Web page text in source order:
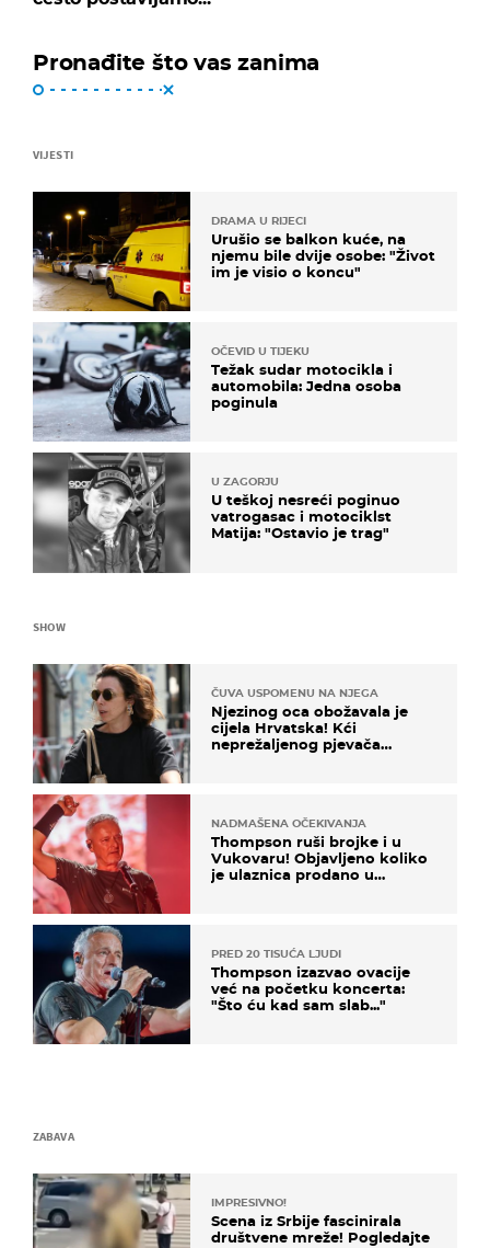
Pronađite što vas zanima
VIJESTI
DRAMA U RIJECI
Urušio se balkon kuće, na
njemu bile dvije osobe: "Život
im je visio o koncu"
OČEVID U TIJEKU
Težak sudar motocikla i
automobila: Jedna osoba
poginula
U ZAGORJU
U teškoj nesreći poginuo
vatrogasac i motociklst
Matija: "Ostavio je trag"
SHOW
ČUVA USPOMENU NA NJEGA
Njezinog oca obožavala je
cijela Hrvatska! Kći
neprežaljenog pjevača
NADMAŠENA OČEKIVANJA
Thompson ruši brojke i u
Vukovaru! Objavljeno koliko
je ulaznica prodano u
PRED 20 TISUĆA LJUDI
Thompson izazvao ovacije
već na početku koncerta:
"Što ću kad sam slab..."
ZABAVA
IMPRESIVNO!
Scena iz Srbije fascinirala
društvene mreže! Pogledajte